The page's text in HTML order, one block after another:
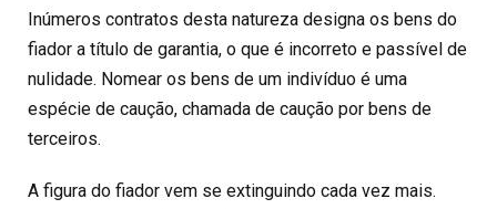
Inúmeros contratos desta natureza designa os bens do
fiador a título de garantia, o que é incorreto e passível de
nulidade. Nomear os bens de um indivíduo é uma
espécie de caução, chamada de caução por bens de
terceiros.
A figura do fiador vem se extinguindo cada vez mais.